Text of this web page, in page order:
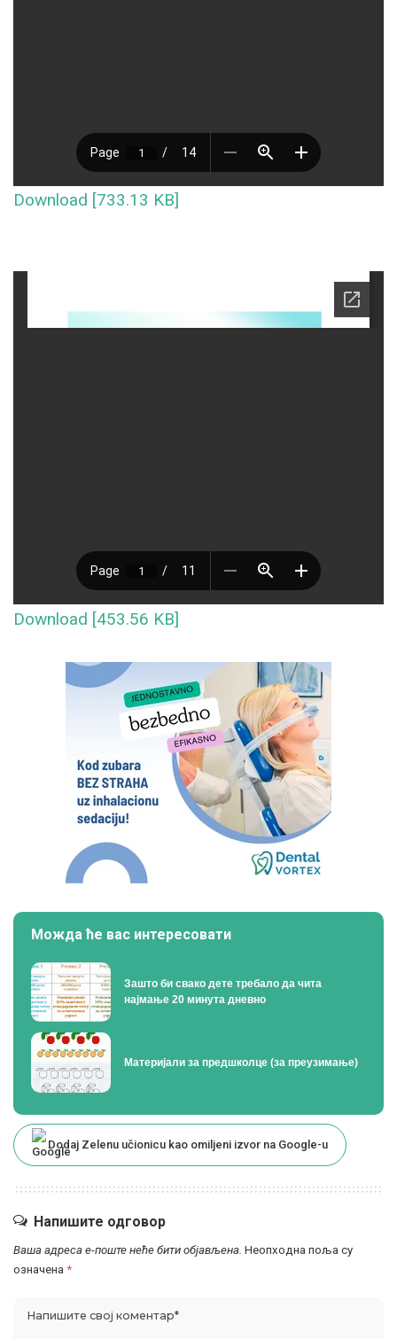
Download [733.13 KB]
Download [453.56 KB]
Можда ће вас интересовати
Зашто би свако дете требало да чита
најмање 20 минута дневно
Материјали за предшколце (за преузимање)
Dodaj Zelenu učionicu kao omiljeni izvor na Google-u
Напишите одговор
Ваша адреса е-поште неће бити објављена. Неопходна поља су
означена *